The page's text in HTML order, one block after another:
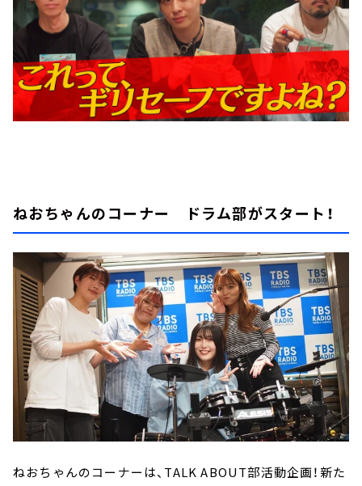
ねおちゃんのコーナー ドラム部がスタート！
ねおちゃんのコーナーは、TALK ABOUT部活動企画！新た